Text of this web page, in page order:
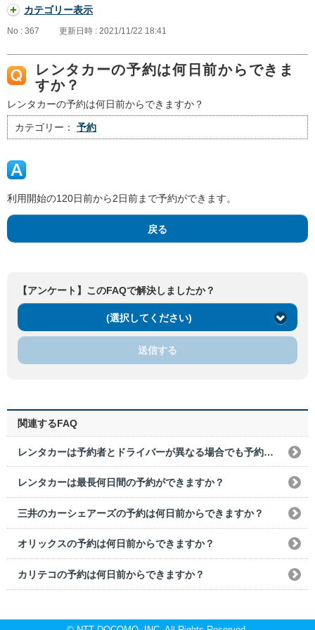
カテゴリー表示
No : 367 更新日時 : 2021/11/22 18:41
レンタカーの予約は何日前からできま
すか？
レンタカーの予約は何日前からできますか？
カテゴリー： 予約
利用開始の120日前から2日前まで予約ができます。
戻る
【アンケート】このFAQで解決しましたか？
(選択してください)
送信する
関連するFAQ
レンタカーは予約者とドライバーが異なる場合でも予約できますか？
レンタカーは最長何日間の予約ができますか？
三井のカーシェアーズの予約は何日前からできますか？
オリックスの予約は何日前からできますか？
カリテコの予約は何日前からできますか？